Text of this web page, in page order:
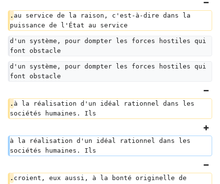
. au service de la raison, c'est-à-dire dans la
puissance de l'État au service
d'un système, pour dompter les forces hostiles qui
font obstacle
d'un système, pour dompter les forces hostiles qui
font obstacle
. à la réalisation d'un idéal rationnel dans les
sociétés humaines. Ils
à la réalisation d'un idéal rationnel dans les
sociétés humaines. Ils
. croient, eux aussi, à la bonté originelle de